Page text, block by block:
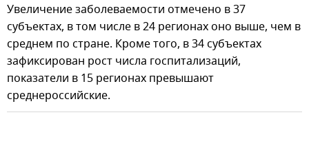
Увеличение заболеваемости отмечено в 37
субъектах, в том числе в 24 регионах оно выше, чем в
среднем по стране. Кроме того, в 34 субъектах
зафиксирован рост числа госпитализаций,
показатели в 15 регионах превышают
среднероссийские.